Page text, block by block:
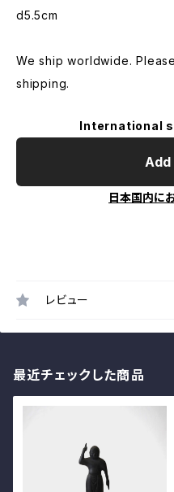
d5.5cm
We ship worldwide.
shipping.
International
日本国内に
レビュー
最近チェックした商品